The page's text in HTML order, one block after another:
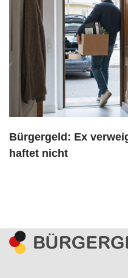
Bürgergeld: Ex
haftet nicht